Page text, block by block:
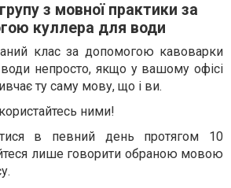
з мовної практики за
куллера для води
клас за допомогою кавоварки
непросто, якщо у вашому офісі
ту саму мову, що і ви.
ними!
в певний день протягом 10
лише говорити обраною мовою